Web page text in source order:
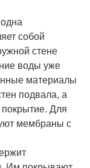
собой
стене
воды уже
материалы
подвала, а
Для
мембраны с